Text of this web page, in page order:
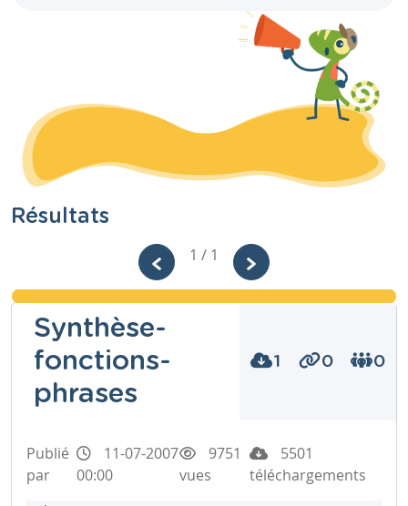
Résultats
1 / 1
Synthèse-
fonctions-
phrases
1 0 0
Publié
par
11-07-2007
00:00
9751
vues
5501
téléchargements